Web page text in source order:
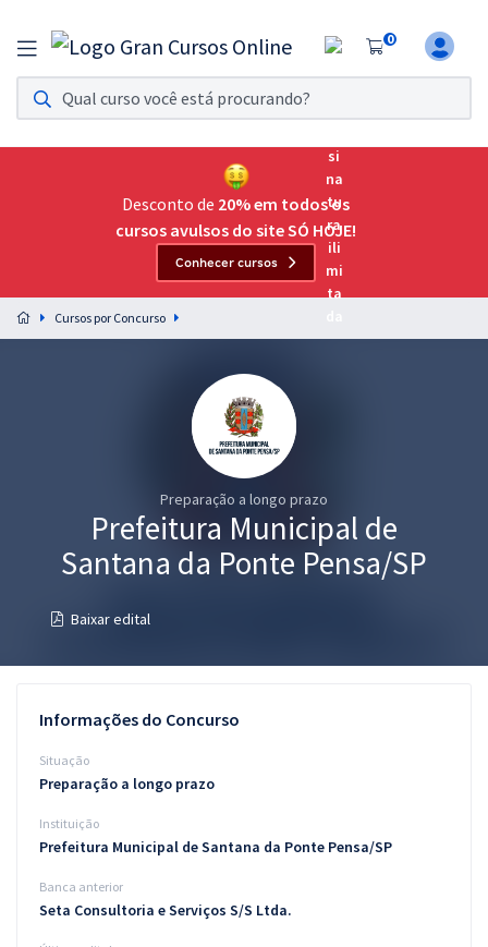
0
Assinatura Ilimitada 11
Acesso a todos os cursos. Teste grátis por 7 dias!
Assinatura OAB Até Passar
Acesso ilimitado a toda preparação para o Exame da
Preparação completa e intensiva para as principais
residências em saúde do Brasil
Graduação
Questões grátis
Conteúdo gratuito
Aprovados
Atendimento
Desconto de 20% em todos os
cursos avulsos do site SÓ HOJE!
Conhecer cursos
Cursos por Concurso
Preparação a longo prazo
Prefeitura Municipal de
Santana da Ponte Pensa/SP
Baixar edital
Informações do Concurso
Situação
Preparação a longo prazo
Instituição
Prefeitura Municipal de Santana da Ponte Pensa/SP
Banca anterior
Seta Consultoria e Serviços S/S Ltda.